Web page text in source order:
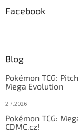
Facebook
Blog
Pokémon TCG:
Mega Evolution
2.7.2026
Pokémon TCG:
CDMC.cz!